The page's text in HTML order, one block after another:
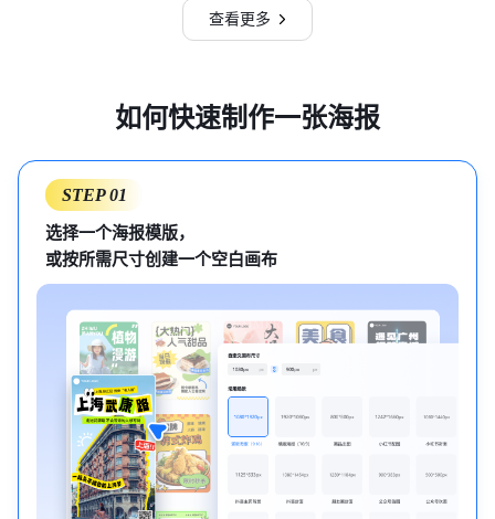
查看更多
如何快速制作一张海报
STEP 01
选择一个海报模版，
或按所需尺寸创建一个空白画布